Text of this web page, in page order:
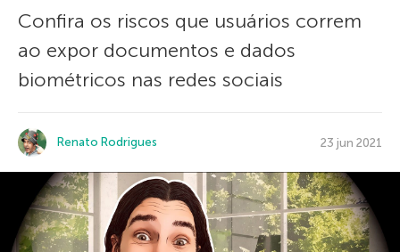
Confira os riscos que usuários correm
ao expor documentos e dados
biométricos nas redes sociais
Renato Rodrigues 23 jun 2021